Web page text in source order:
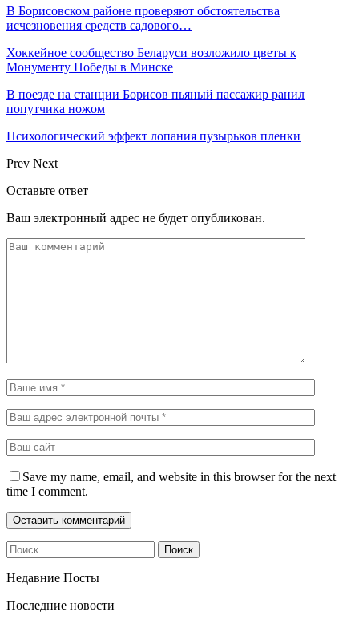
В Борисовском районе проверяют обстоятельства
исчезновения средств садового…
Хоккейное сообщество Беларуси возложило цветы к
Монументу Победы в Минске
В поезде на станции Борисов пьяный пассажир ранил
попутчика ножом
Психологический эффект лопания пузырьков пленки
Prev Next
Оставьте ответ
Ваш электронный адрес не будет опубликован.
Save my name, email, and website in this browser for the next
time I comment.
Недавние Посты
Последние новости